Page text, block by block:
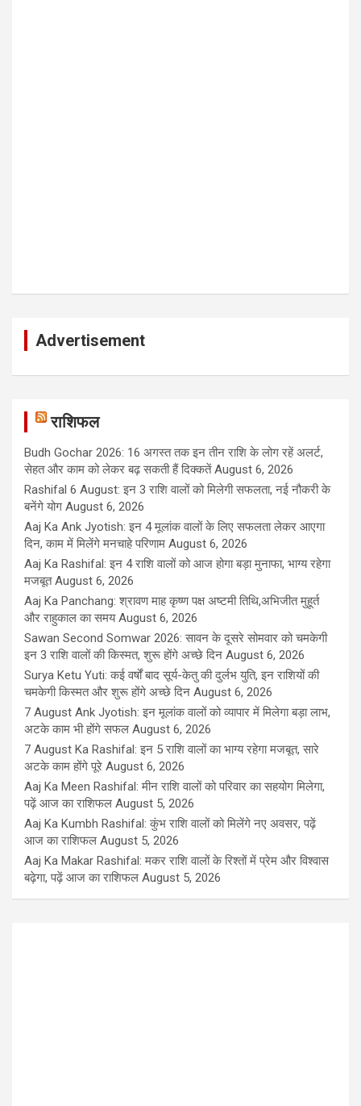
Advertisement
राशिफल
Budh Gochar 2026: 16 अगस्त तक इन तीन राशि के लोग रहें अलर्ट,
सेहत और काम को लेकर बढ़ सकती हैं दिक्कतें August 6, 2026
Rashifal 6 August: इन 3 राशि वालों को मिलेगी सफलता, नई नौकरी के
बनेंगे योग August 6, 2026
Aaj Ka Ank Jyotish: इन 4 मूलांक वालों के लिए सफलता लेकर आएगा
दिन, काम में मिलेंगे मनचाहे परिणाम August 6, 2026
Aaj Ka Rashifal: इन 4 राशि वालों को आज होगा बड़ा मुनाफा, भाग्य रहेगा
मजबूत August 6, 2026
Aaj Ka Panchang: श्रावण माह कृष्ण पक्ष अष्टमी तिथि,अभिजीत मुहूर्त
और राहुकाल का समय August 6, 2026
Sawan Second Somwar 2026: सावन के दूसरे सोमवार को चमकेगी
इन 3 राशि वालों की किस्मत, शुरू होंगे अच्छे दिन August 6, 2026
Surya Ketu Yuti: कई वर्षों बाद सूर्य-केतु की दुर्लभ युति, इन राशियों की
चमकेगी किस्मत और शुरू होंगे अच्छे दिन August 6, 2026
7 August Ank Jyotish: इन मूलांक वालों को व्यापार में मिलेगा बड़ा लाभ,
अटके काम भी होंगे सफल August 6, 2026
7 August Ka Rashifal: इन 5 राशि वालों का भाग्य रहेगा मजबूत, सारे
अटके काम होंगे पूरे August 6, 2026
Aaj Ka Meen Rashifal: मीन राशि वालों को परिवार का सहयोग मिलेगा,
पढ़ें आज का राशिफल August 5, 2026
Aaj Ka Kumbh Rashifal: कुंभ राशि वालों को मिलेंगे नए अवसर, पढ़ें
आज का राशिफल August 5, 2026
Aaj Ka Makar Rashifal: मकर राशि वालों के रिश्तों में प्रेम और विश्वास
बढ़ेगा, पढ़ें आज का राशिफल August 5, 2026